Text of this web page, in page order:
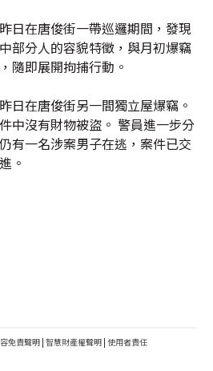
日在唐俊街一帶巡邏期間，發現
部分人的容貌特徵，與月初爆竊
隨即展開拘捕行動。
日在唐俊街另一間獨立屋爆竊。
中沒有財物被盜。 警員進一步分
有一名涉案男子在逃，案件已交
。
免責聲明 | 智慧財產權聲明 | 使用者責任